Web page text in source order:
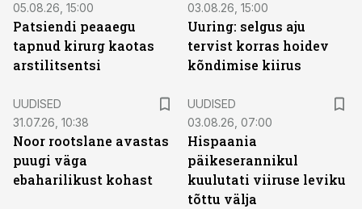
05.08.26, 15:00
Patsiendi peaaegu
tapnud kirurg kaotas
arstilitsentsi
03.08.26, 15:00
Uuring: selgus aju
tervist korras hoidev
kõndimise kiirus
UUDISED
31.07.26, 10:38
Noor rootslane avastas
puugi väga
ebaharilikust kohast
UUDISED
03.08.26, 07:00
Hispaania
päikeserannikul
kuulutati viiruse leviku
tõttu välja